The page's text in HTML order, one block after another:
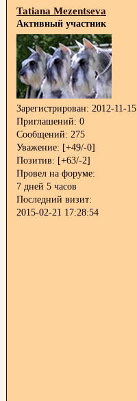
Tatiana Mezentseva
Активный участник
Зарегистрирован: 2012-11-15
Приглашений: 0
Сообщений: 275
Уважение: [+49/-0]
Позитив: [+63/-2]
Провел на форуме:
7 дней 5 часов
Последний визит:
2015-02-21 17:28:54